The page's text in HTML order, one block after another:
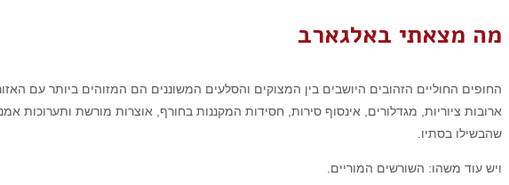
מה מצאתי באלגארב
החופים החוליים הזהובים היושבים בין המצוקים והסלעים המשוננים הם המזוהים ביותר עם
ארובות ציוריות, מגדלורים, אינסוף סירות, חסידות המקננות בחורף, אוצרות מורשת
שהבשילו בסתיו.
ויש עוד משהו: השורשים המוריים.